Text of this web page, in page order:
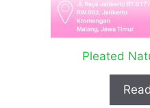
Pleated